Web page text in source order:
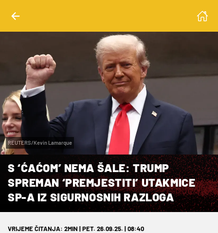
REUTERS/Kevin Lamarque
S ‘ĆAĆOM’ NEMA ŠALE: TRUMP
SPREMAN ‘PREMJESTITI’ UTAKMICE
SP-A IZ SIGURNOSNIH RAZLOGA
VRIJEME ČITANJA: 2MIN | PET. 26.09.25. | 08:40